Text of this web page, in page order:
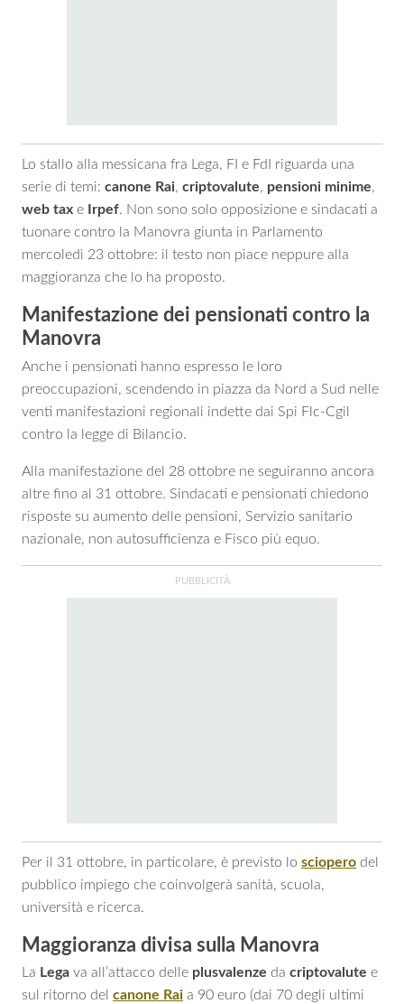
Lo stallo alla messicana fra Lega, FI e FdI riguarda una
serie di temi: canone Rai, criptovalute, pensioni minime,
web tax e Irpef. Non sono solo opposizione e sindacati a
tuonare contro la Manovra giunta in Parlamento
mercoledì 23 ottobre: il testo non piace neppure alla
maggioranza che lo ha proposto.
Manifestazione dei pensionati contro la
Manovra
Anche i pensionati hanno espresso le loro
preoccupazioni, scendendo in piazza da Nord a Sud nelle
venti manifestazioni regionali indette dai Spi Flc-Cgil
contro la legge di Bilancio.
Alla manifestazione del 28 ottobre ne seguiranno ancora
altre fino al 31 ottobre. Sindacati e pensionati chiedono
risposte su aumento delle pensioni, Servizio sanitario
nazionale, non autosufficienza e Fisco più equo.
Per il 31 ottobre, in particolare, è previsto lo sciopero del
pubblico impiego che coinvolgerà sanità, scuola,
università e ricerca.
Maggioranza divisa sulla Manovra
La Lega va all’attacco delle plusvalenze da criptovalute e
sul ritorno del canone Rai a 90 euro (dai 70 degli ultimi